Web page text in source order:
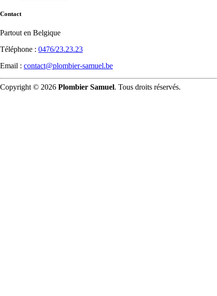
Contact
Partout en Belgique
Téléphone : 0476/23.23.23
Email : contact@plombier-samuel.be
Copyright © 2026 Plombier Samuel. Tous droits réservés.